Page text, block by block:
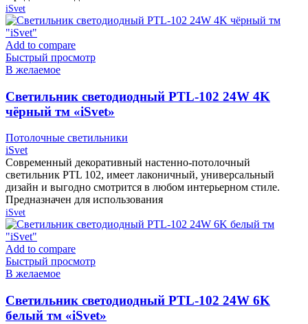
iSvet
Add to compare
Быстрый просмотр
В желаемое
Cветильник светодиодный PTL-102 24W 4K
чёрный тм «iSvet»
Потолочные светильники
iSvet
Современный декоративный настенно-потолочный
светильник PTL 102, имеет лаконичный, универсальный
дизайн и выгодно смотрится в любом интерьерном стиле.
Предназначен для использования
iSvet
Add to compare
Быстрый просмотр
В желаемое
Cветильник светодиодный PTL-102 24W 6K
белый тм «iSvet»